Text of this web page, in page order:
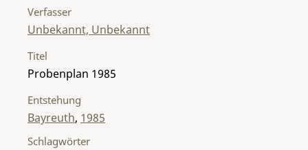
Titel
Probenplan 1985
Verfasser
Unbekannt, Unbekannt
Entstehung
Bayreuth, 1985
Schlagwörter